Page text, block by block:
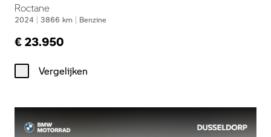
Roctane
2024 | 3866 km | Benzine
€ 23.950
Vergelijken